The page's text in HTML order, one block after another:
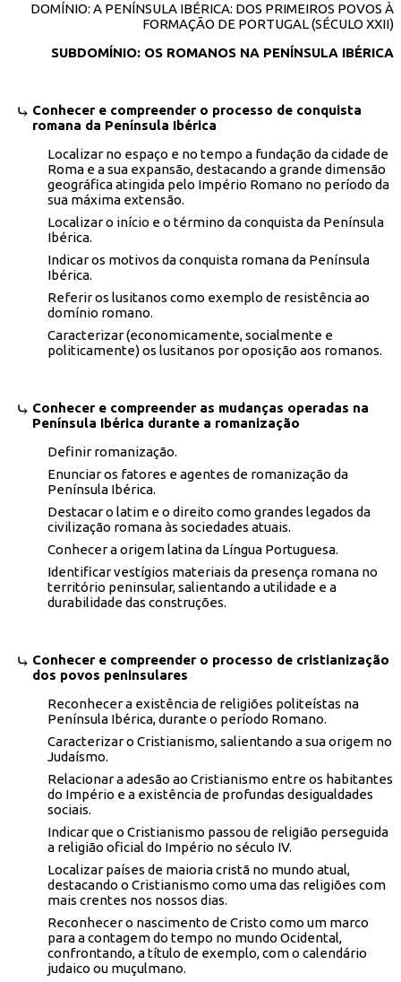
DOMÍNIO: A PENÍNSULA IBÉRICA: DOS PRIMEIROS POVOS À
FORMAÇÃO DE PORTUGAL (SÉCULO XXII)
SUBDOMÍNIO: OS ROMANOS NA PENÍNSULA IBÉRICA
Conhecer e compreender o processo de conquista
romana da Península Ibérica
Localizar no espaço e no tempo a fundação da cidade de
Roma e a sua expansão, destacando a grande dimensão
geográfica atingida pelo Império Romano no período da
sua máxima extensão.
Localizar o início e o término da conquista da Península
Ibérica.
Indicar os motivos da conquista romana da Península
Ibérica.
Referir os lusitanos como exemplo de resistência ao
domínio romano.
Caracterizar (economicamente, socialmente e
politicamente) os lusitanos por oposição aos romanos.
Conhecer e compreender as mudanças operadas na
Península Ibérica durante a romanização
Definir romanização.
Enunciar os fatores e agentes de romanização da
Península Ibérica.
Destacar o latim e o direito como grandes legados da
civilização romana às sociedades atuais.
Conhecer a origem latina da Língua Portuguesa.
Identificar vestígios materiais da presença romana no
território peninsular, salientando a utilidade e a
durabilidade das construções.
Conhecer e compreender o processo de cristianização
dos povos peninsulares
Reconhecer a existência de religiões politeístas na
Península Ibérica, durante o período Romano.
Caracterizar o Cristianismo, salientando a sua origem no
Judaísmo.
Relacionar a adesão ao Cristianismo entre os habitantes
do Império e a existência de profundas desigualdades
sociais.
Indicar que o Cristianismo passou de religião perseguida
a religião oficial do Império no século IV.
Localizar países de maioria cristã no mundo atual,
destacando o Cristianismo como uma das religiões com
mais crentes nos nossos dias.
Reconhecer o nascimento de Cristo como um marco
para a contagem do tempo no mundo Ocidental,
confrontando, a título de exemplo, com o calendário
judaico ou muçulmano.